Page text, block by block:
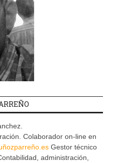
Colaborador on-line en
Gestor técnico
administración,